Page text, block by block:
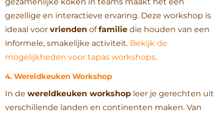
gezellige en interactieve ervaring. Deze workshop is
ideaal voor vrienden offamilie die houden van een
informele, smakelijke activiteit. Bekijk de
mogelijkheden voor tapas workshops.
4. Wereldkeuken Workshop
In de wereldkeuken workshop leer je gerechten uit
verschillende landen en continenten maken. Van